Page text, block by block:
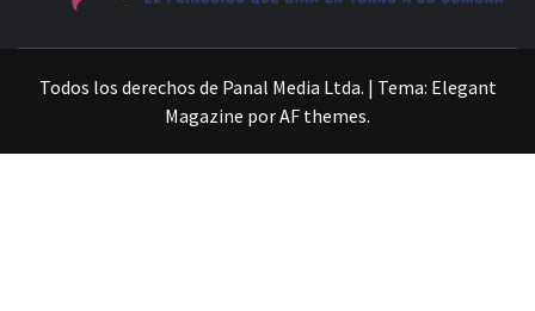
Todos los derechos de Panal Media Ltda. | Tema: Elegant
Magazine porAF themes.